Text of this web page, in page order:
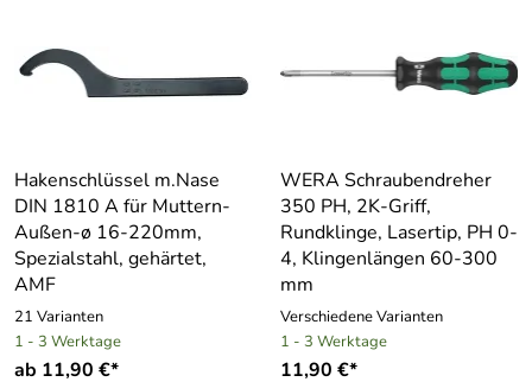
Hakenschlüssel m.Nase
DIN 1810 A für Muttern-
Außen-ø 16-220mm,
Spezialstahl, gehärtet,
AMF
21 Varianten
1 - 3 Werktage
ab 11,90 €*
WERA Schraubendreher
350 PH, 2K-Griff,
Rundklinge, Lasertip, PH 0-
4, Klingenlängen 60-300
mm
Verschiedene Varianten
1 - 3 Werktage
11,90 €*